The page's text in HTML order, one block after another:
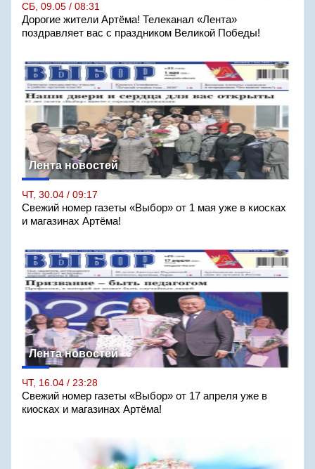
СБ, 09.05 / 08:31
Дорогие жители Артёма! Телеканал «Лента»
поздравляет вас с праздником Великой Победы!
Лента новостей
ЧТ, 30.04 / 09:17
Свежий номер газеты «Выбор» от 1 мая уже в киосках
и магазинах Артёма!
Лента новостей
ЧТ, 16.04 / 23:28
Свежий номер газеты «Выбор» от 17 апреля уже в
киосках и магазинах Артёма!